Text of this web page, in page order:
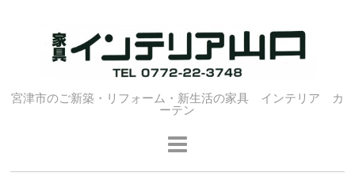
宮津市のご新築・リフォーム・新生活の家具 インテリア カ
ーテン